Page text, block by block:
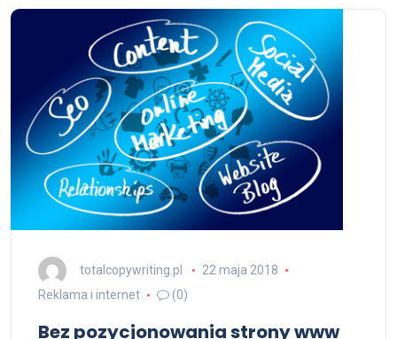
totalcopywriting.pl
22 maja 2018
Reklama i internet
(0)
Bez pozycjonowania strony www